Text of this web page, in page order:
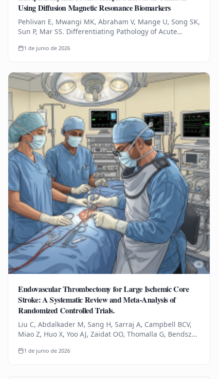
Using Diffusion Magnetic Resonance Biomarkers
Pehlivan E, Mwangi MK, Abraham V, Mange U, Song SK,
Sun P, Mar SS. Differentiating Pathology of Acute
Sclerosis in Children Using…
1 de junio de 2026
Endovascular Thrombectomy for Large Ischemic Core
Stroke: A Systematic Review and Meta-Analysis of
Randomized Controlled Trials.
Liu C, Abdalkader M, Sang H, Sarraj A, Campbell BCV,
Miao Z, Huo X, Yoo AJ, Zaidat OO, Thomalla G, Bendszus
Yaghi S, Sun D,…
1 de junio de 2026